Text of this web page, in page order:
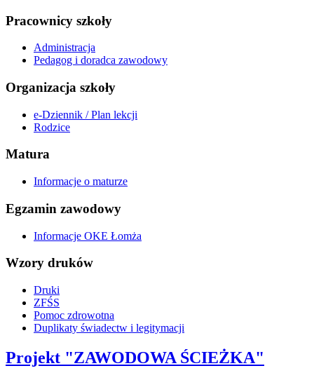
Pracownicy szkoły
Administracja
Pedagog i doradca zawodowy
Organizacja szkoły
e-Dziennik / Plan lekcji
Rodzice
Matura
Informacje o maturze
Egzamin zawodowy
Informacje OKE Łomża
Wzory druków
Druki
ZFŚS
Pomoc zdrowotna
Duplikaty świadectw i legitymacji
Projekt "ZAWODOWA ŚCIEŻKA"